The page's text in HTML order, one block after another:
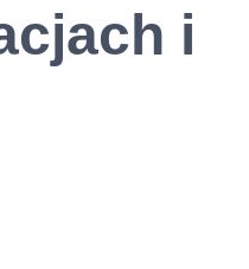
i